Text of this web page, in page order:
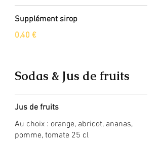
Supplément sirop
0,40 €
Sodas & Jus de fruits
Jus de fruits
Au choix : orange, abricot, ananas,
pomme, tomate 25 cl